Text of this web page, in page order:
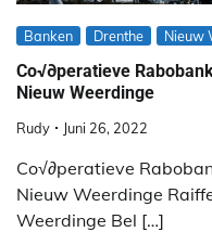
Banken Drenthe Nieuw
Co√∂peratieve
Nieuw Weerdinge
Rudy Juni 26, 2022
Co√∂peratieve
Nieuw Weerdinge
Weerdinge Bel […]